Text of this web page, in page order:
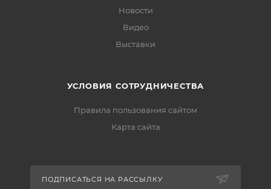
Новости
Видео
Выставки
УСЛОВИЯ СОТРУДНИЧЕСТВА
Правила пользования сайтом
Карта сайта
ПОДПИСАТЬСЯ НА РАССЫЛКУ